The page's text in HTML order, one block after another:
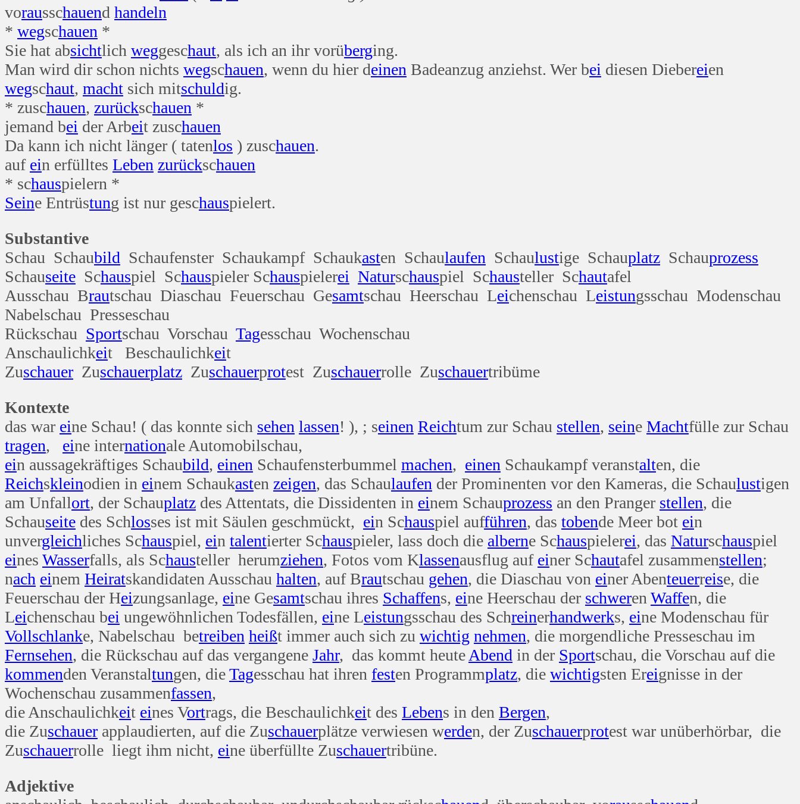
vorausschauend handeln
* wegschauen *
Sie hat absichtlich weggeschaut, als ich an ihr vorüberging.
Man wird dir schon nichts wegschauen, wenn du hier deinen Badeanzug anziehst. Wer bei diesen Diebereien
wegschaut, macht sich mitschuldig.
* zuschauen, zurückschauen *
jemand bei der Arbeit zuschauen
Da kann ich nicht länger ( tatenlos ) zuschauen.
auf ein erfülltes Leben zurückschauen
* schauspielern *
Seine Entrüstung ist nur geschauspielert.
Substantive
Schau Schaubild Schaufenster Schaukampf Schaukasten Schaulaufen Schaulustige Schauplatz Schauprozess
Schauseite Schauspiel Schauspieler Schauspielerei Naturschauspiel Schausteller Schautafel
Ausschau Brautschau Diaschau Feuerschau Gesamtschau Heerschau Leichenschau Leistungsschau Modenschau
Nabelschau Presseschau
Rückschau Sportschau Vorschau Tagesschau Wochenschau
Anschaulichkeit Beschaulichkeit
Zuschauer Zuschauerplatz Zuschauerprotest Zuschauerrolle Zuschauertribüme
Kontexte
das war eine Schau! ( das konnte sich sehen lassen! ), ; seinen Reichtum zur Schau stellen, seine Machtfülle zur Schau
tragen, eine internationale Automobilschau,
ein aussagekräftiges Schaubild, einen Schaufensterbummel machen, einen Schaukampf veranstalten, die
Reichskleinodien in einem Schaukasten zeigen, das Schaulaufen der Prominenten vor den Kameras, die Schaulustigen
am Unfallort, der Schauplatz des Attentats, die Dissidenten in einem Schauprozess an den Pranger stellen, die
Schauseite des Schlosses ist mit Säulen geschmückt, ein Schauspiel aufführen, das tobende Meer bot ein
unvergleichliches Schauspiel, ein talentierter Schauspieler, lass doch die alberne Schauspielerei, das Naturschauspiel
eines Wasserfalls, als Schausteller herumziehen, Fotos vom Klassenausflug auf einer Schautafel zusammenstellen;
nach einem Heiratskandidaten Ausschau halten, auf Brautschau gehen, die Diaschau von einer Abenteuerreise, die
Feuerschau der Heizungsanlage, eine Gesamtschau ihres Schaffens, eine Heerschau der schweren Waffen, die
Leichenschau bei ungewöhnlichen Todesfällen, eine Leistungsschau des Schreinerhandwerks, eine Modenschau für
Vollschlanke, Nabelschau betreiben heißt immer auch sich zu wichtig nehmen, die morgendliche Presseschau im
Fernsehen, die Rückschau auf das vergangene Jahr, das kommt heute Abend in der Sportschau, die Vorschau auf die
kommenden Veranstaltungen, dieTagesschau hat ihren festen Programmplatz, die wichtigsten Ereignisse in der
Wochenschau zusammenfassen,
die Anschaulichkeit eines Vortrags, die Beschaulichkeit des Lebens in den Bergen,
die Zuschauer applaudierten, auf die Zuschauerplätze verwiesen werden, der Zuschauerprotest war unüberhörbar, die
Zuschauerrolle liegt ihm nicht, eine überfüllte Zuschauertribüne.
Adjektive